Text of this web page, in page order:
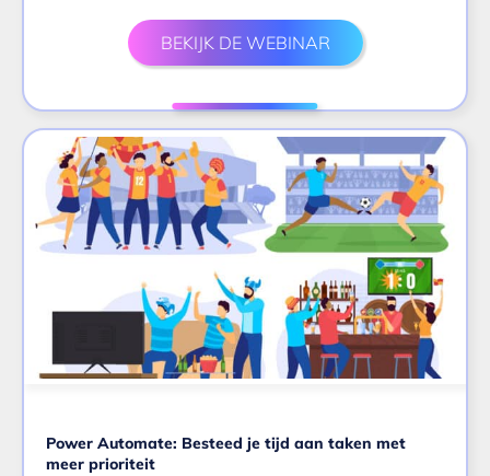
BEKIJK DE WEBINAR
Power Automate: Besteed je tijd aan taken met
meer prioriteit